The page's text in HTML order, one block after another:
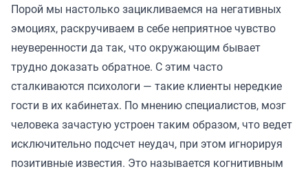
Порой мы настолько зацикливаемся на негативных
эмоциях, раскручиваем в себе неприятное чувство
неуверенности да так, что окружающим бывает
трудно доказать обратное. С этим часто
сталкиваются психологи — такие клиенты нередкие
гости в их кабинетах. По мнению специалистов, мозг
человека зачастую устроен таким образом, что ведет
исключительно подсчет неудач, при этом игнорируя
позитивные известия. Это называется когнитивным